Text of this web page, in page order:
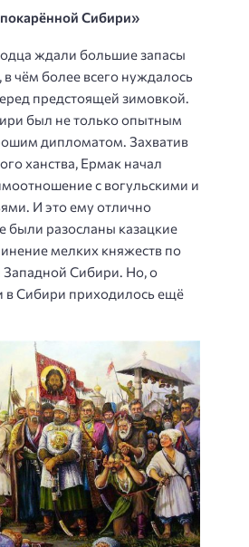
Сибири»
ждали большие запасы
в чём более всего нуждалось
предстоящей зимовкой.
был не только опытным
дипломатом. Захватив
ханства, Ермак начал
с вогульскими и
И это ему отлично
были разосланы казацкие
мелких княжеств по
Западной Сибири. Но, о
Сибири приходилось ещё